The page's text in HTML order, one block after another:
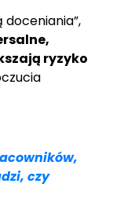
doceniania”,
ryzyko
czy